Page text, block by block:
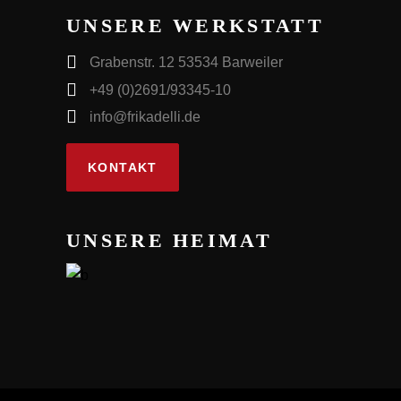
UNSERE WERKSTATT
Grabenstr. 12 53534 Barweiler
+49 (0)2691/93345-10
info@frikadelli.de
KONTAKT
UNSERE HEIMAT